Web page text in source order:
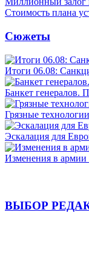
Стоимость плана
Сюжеты
Итоги 06.08:
Банкет генералов.
Грязные
Эскалация для
Изменения в
ВЫБОР